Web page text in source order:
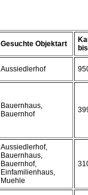
Gesuchte Objektart
Aussiedlerhof
Bauernhaus,
Bauernhof
Aussiedlerhof,
Bauernhaus,
Bauernhof,
Einfamilienhaus,
Muehle